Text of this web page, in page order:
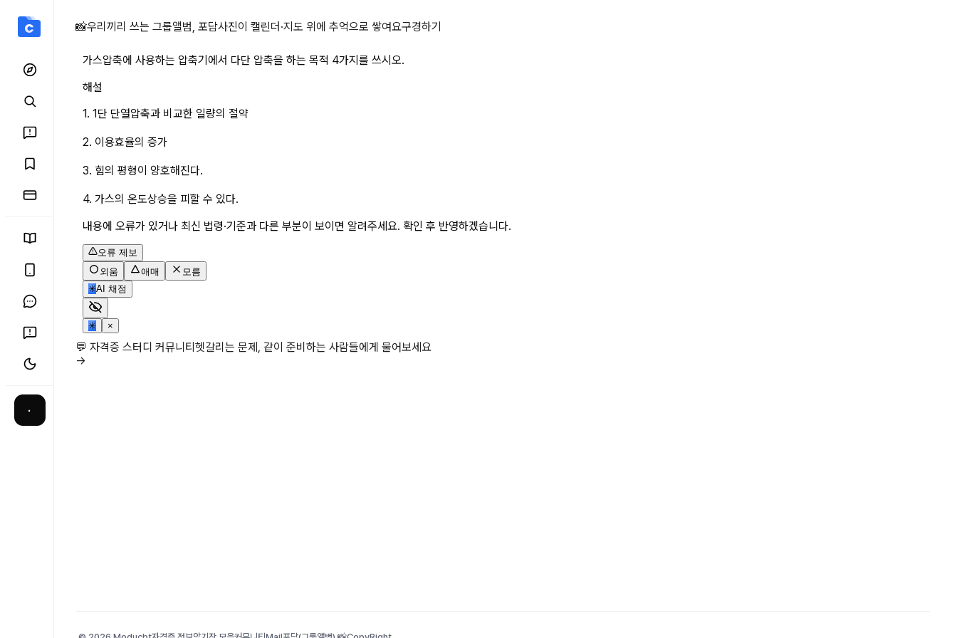
·
가스압축에 사용하는 압축기에서 다단 압축을 하는 목적 4가지를 쓰시오. 상세 페이지
📸우리끼리 쓰는 그룹앨범, 포담사진이 캘린더·지도 위에 추억으로 쌓여요구경하기
해설
1. 1단 단열압축과 비교한 일량의 절약
2. 이용효율의 증가
3. 힘의 평형이 양호해진다.
4. 가스의 온도상승을 피할 수 있다.
내용에 오류가 있거나 최신 법령·기준과 다른 부분이 보이면 알려주세요. 확인 후 반영하겠습니다.
오류 제보
외움
애매
모름
✳AI 채점
✳ ×
💬 자격증 스터디 커뮤니티헷갈리는 문제, 같이 준비하는 사람들에게 물어보세요
→